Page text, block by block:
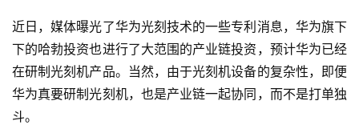
近日，媒体曝光了华为光刻技术的一些专利消息，华为旗下
下的哈勃投资也进行了大范围的产业链投资，预计华为已经
在研制光刻机产品。当然，由于光刻机设备的复杂性，即便
华为真要研制光刻机，也是产业链一起协同，而不是打单独
斗。